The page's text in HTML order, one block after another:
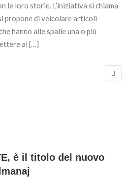
le loro storie. L’iniziativa si chiama
propone di veicolare articoli
hanno alle spalle una o più
al […]
è il titolo del nuovo